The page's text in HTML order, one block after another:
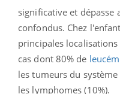
significative et dépasse
confondus. Chez
principales
cas dont 80% de
les tumeurs du système
les lymphomes (10%).